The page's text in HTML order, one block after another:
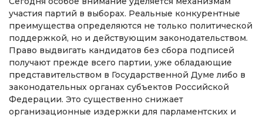
участия партий в выборах. Реальные конкурентные
преимущества определяются не только политической
поддержкой, но и действующим законодательством.
Право выдвигать кандидатов без сбора подписей
получают прежде всего партии, уже обладающие
представительством в Государственной Думе либо в
законодательных органах субъектов Российской
Федерации. Это существенно снижает
организационные издержки для парламентских и